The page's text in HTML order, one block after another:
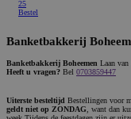
25
Bestel
Banketbakkerij
Banketbakkerij Boheemen Laan
Heeft u vragen? Bel 0703859447
Uiterste besteltijd Bestellingen voor
geldt niet op ZONDAG , want dan